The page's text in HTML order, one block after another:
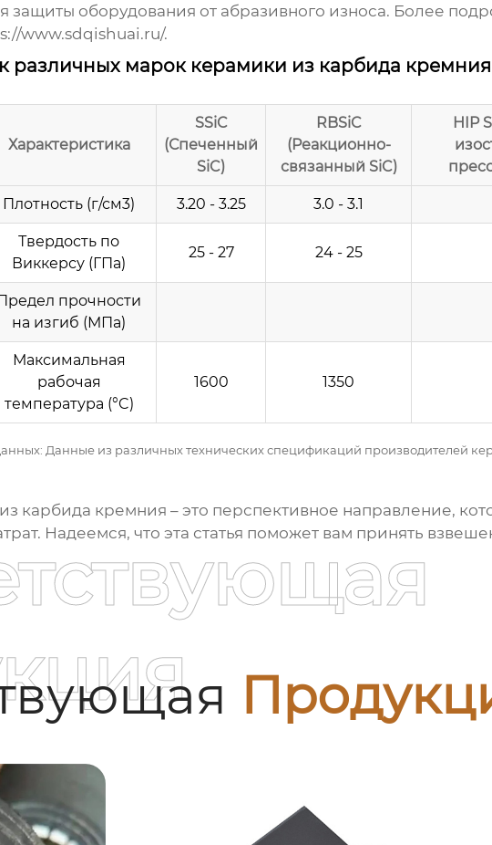
защиты оборудования от абразивного износа. Более
www.sdqishuai.ru/.
различных марок керамики из карбида кремния
Характеристика
SSiC
(Спеченный
SiC)
RBSiC
(Реакционно-
связанный SiC)
HIP
Плотность (г/см3) 3.20 - 3.25 3.0 - 3.1
Твердость по
Виккерсу (ГПа)
25 - 27 24 - 25
прочности
на изгиб (МПа)
Максимальная
рабочая
температура (°C)
1600 1350
Данные из различных технических спецификаций производителей
карбида кремния – это перспективное направление,
Надеемся, что эта статья поможет вам принять